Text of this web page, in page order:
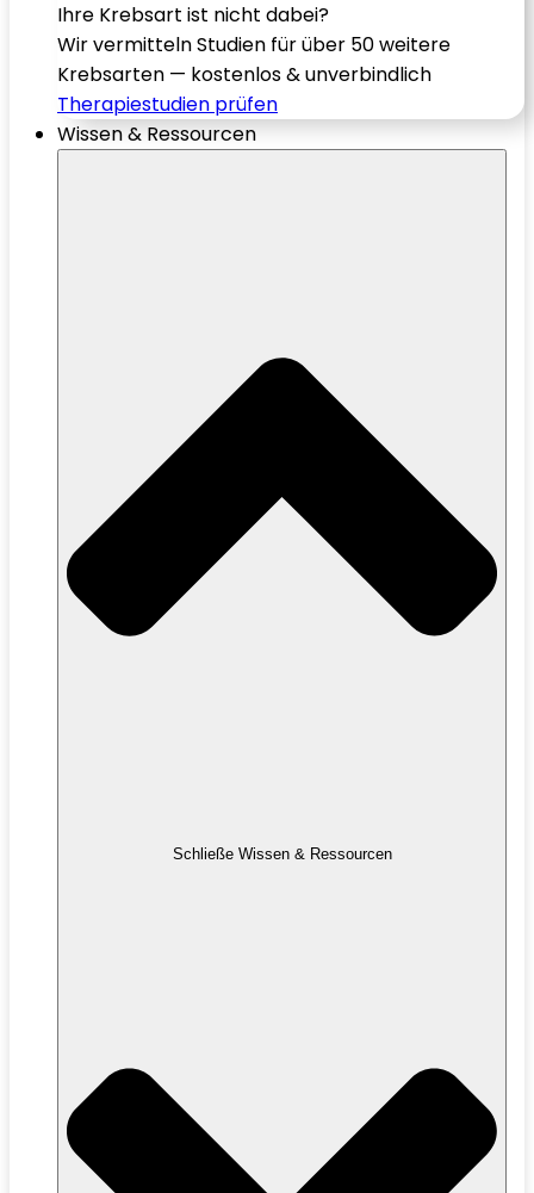
Ihre Krebsart ist nicht dabei?
Wir vermitteln Studien für über 50 weitere
Krebsarten — kostenlos & unverbindlich
Therapiestudien prüfen
Wissen & Ressourcen
Schließe Wissen & Ressourcen